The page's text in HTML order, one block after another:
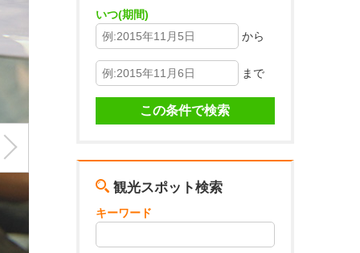
いつ(期間)
から
まで
観光スポット検索
キーワード